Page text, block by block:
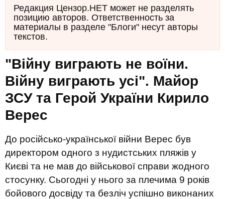
Редакция Цензор.НЕТ может не разделять
позицию авторов. Ответственность за
материалы в разделе "Блоги" несут авторы
текстов.
"Війну виграють не воїни.
Війну виграють усі". Майор
ЗСУ та Герой України Кирило
Верес
До російсько-української війни Верес був
директором одного з нудистських пляжів у
Києві та не мав до військової справи жодного
стосунку. Сьогодні у нього за плечима 9 років
бойового досвіду та безліч успішно виконаних